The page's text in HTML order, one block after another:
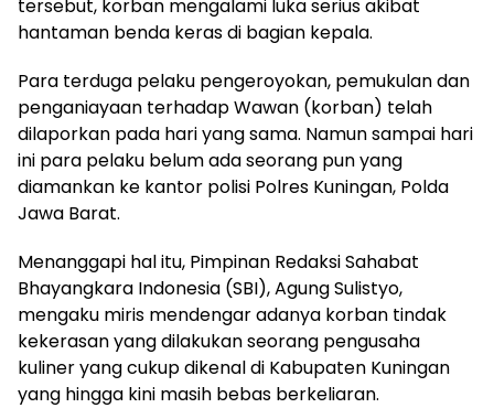
tersebut, korban mengalami luka serius akibat
hantaman benda keras di bagian kepala.
Para terduga pelaku pengeroyokan, pemukulan dan
penganiayaan terhadap Wawan (korban) telah
dilaporkan pada hari yang sama. Namun sampai hari
ini para pelaku belum ada seorang pun yang
diamankan ke kantor polisi Polres Kuningan, Polda
Jawa Barat.
Menanggapi hal itu, Pimpinan Redaksi Sahabat
Bhayangkara Indonesia (SBI), Agung Sulistyo,
mengaku miris mendengar adanya korban tindak
kekerasan yang dilakukan seorang pengusaha
kuliner yang cukup dikenal di Kabupaten Kuningan
yang hingga kini masih bebas berkeliaran.